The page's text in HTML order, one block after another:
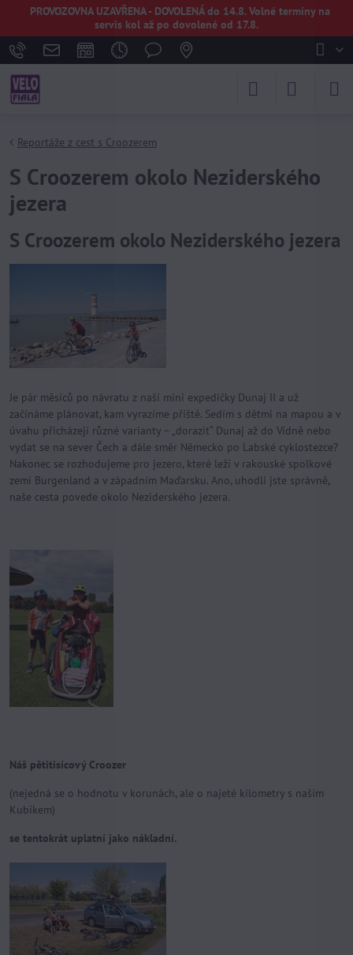
PROVOZOVNA UZAVŘENA - DOVOLENÁ do 14.8. Volné termíny na
servis kol až po dovolené od 17.8.
Reportáže z cest s Croozerem
S Croozerem okolo Neziderského
jezera
S Croozerem okolo Neziderského jezera
Je pár měsíců po návratu z naší mini expedičky Dunaj II a už
začínáme plánovat, kam vyrazíme příště. Sedím s dětmi na mapou a v
úvahu přicházejí různé varianty – „dorazit“ Dunaj až do Vídně nebo
vydat se na sever Čech a dále směr Německo po Labské cyklostezce?
Nakonec se rozhodujeme pro jezero, které leží v rakouské spolkové
zemi Burgenland a v západním Maďarsku. Ano, uhodli jste správně,
naše cesta povede okolo Neziderského jezera.
Náš pětitisícový Croozer
(nejedná se o hodnotu v korunách, ale o najeté kilometry s naším
Kubíkem)
se tentokrát uplatní jako nákladní.